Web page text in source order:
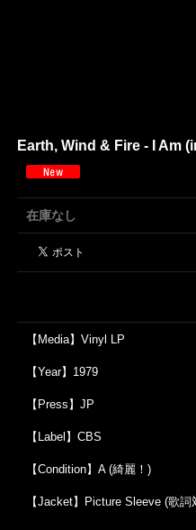
Earth, Wind & Fire - I Am
在庫なし
【Media】Vinyl LP
【Year】1979
【Press】JP
【Label】CBS
【Condition】A (綺麗！)
【Jacket】Picture Sleeve (歌